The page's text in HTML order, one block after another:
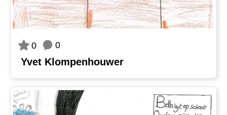
0 0
Yvet Klompenhouwer